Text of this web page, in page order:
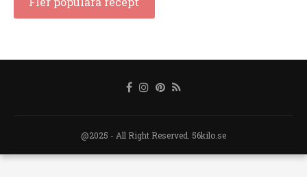
@2025 - All Right Reserved. 56kilo.se